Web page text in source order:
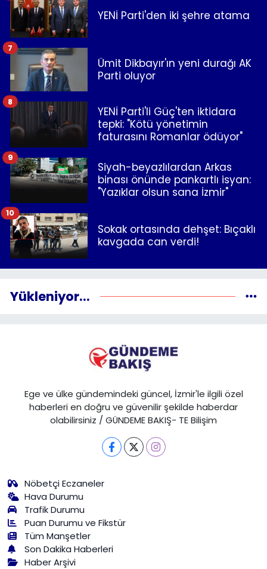
YENİ Parti'den iki şehre atama
Ümit Dikbayır'ın yeni durağı AK
Parti oluyor
7
YENİ Parti'li Güç'ten iktidara
tepki: "Kötü yönetimin
faturasını Romanlar ödüyor"
8
Siyah-beyazlılardan Arkas
binası önünde pankartlı isyan:
"Yazıklar olsun sana İzmir"
9
Sokak ortasında dehşet: Bıçaklı
kavgada can verdi!
10
Yükleniyor...
Ege ve ülke gündemindeki güncel, İzmir'le ilgili özel
haberleri en doğru ve güvenilir şekilde haberdar
olabilirsiniz / GÜNDEME BAKIŞ- TE Bilişim
Nöbetçi Eczaneler
Hava Durumu
Trafik Durumu
Puan Durumu ve Fikstür
Tüm Manşetler
Son Dakika Haberleri
Haber Arşivi